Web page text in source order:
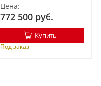
Цена:
772 500 руб.
Купить
Под заказ